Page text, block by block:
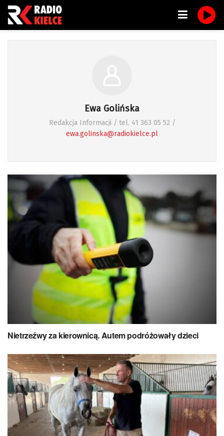
Ewa Golińska
Redakcja Informacji / tel. 41 363 05 52 /
ewa.golinska@radiokielce.pl
Nietrzeźwy za kierownicą. Autem podróżowały dzieci